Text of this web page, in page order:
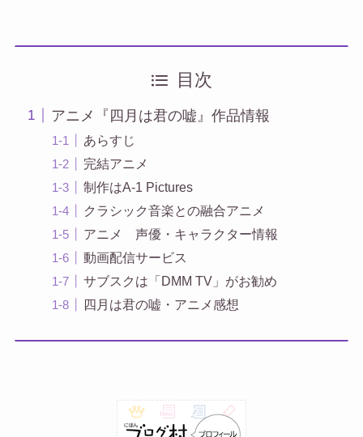
目次
アニメ『四月は君の嘘』作品情報
あらすじ
完結アニメ
制作はA-1 Pictures
クラシック音楽との融合アニメ
アニメ 声優・キャラクター情報
動画配信サービス
サブスクは「DMM TV」がお勧め
四月は君の嘘・アニメ感想